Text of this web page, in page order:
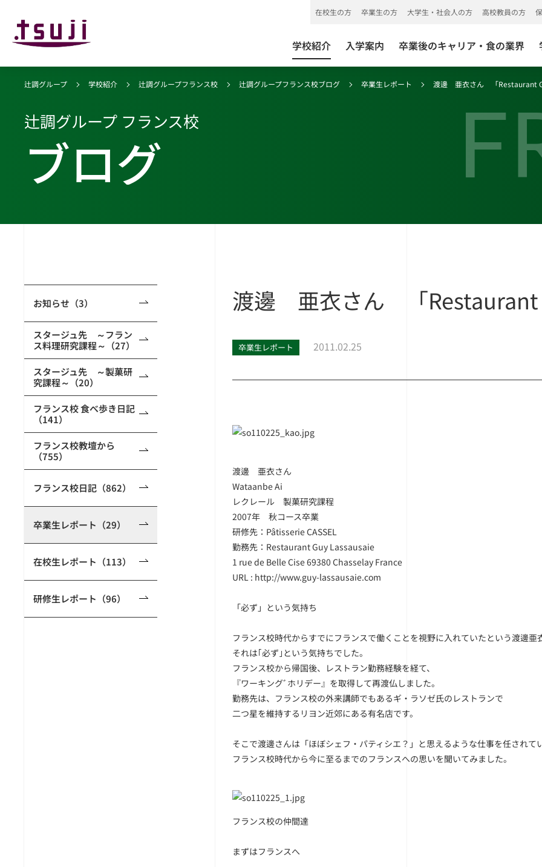
学校紹介 入学案内 卒業後のキャリア・食の業界
在校生の方 卒業生の方 大学生・社会人の方 高校教員の方
辻調グループ 学校紹介 辻調グループフランス校 辻調グループフランス校ブログ 卒業生レポート 渡邊 亜衣さん 「Restaurant
辻調グループ フランス校
ブログ
お知らせ（3）
スタージュ先 ～フラン
ス料理研究課程～（27）
スタージュ先 ～製菓研
究課程～（20）
フランス校 食べ歩き日記
（141）
フランス校教壇から
（755）
フランス校日記（862）
卒業生レポート（29）
在校生レポート（113）
研修生レポート（96）
渡邊 亜衣さん 「Restaurant
卒業生レポート 2011.02.25
渡邊 亜衣さん
Wataanbe Ai
レクレール 製菓研究課程
2007年 秋コース卒業
研修先：Pâtisserie CASSEL
勤務先：Restaurant Guy Lassausaie
1 rue de Belle Cise 69380 Chasselay France
URL : http://www.guy-lassausaie.com
「必ず」という気持ち
フランス校時代からすでにフランスで働くことを視野に入れていたという渡邊亜
それは｢必ず｣という気持ちでした。
フランス校から帰国後、レストラン勤務経験を経て、
『ワーキングﾞホリデー』を取得して再渡仏しました。
勤務先は、フランス校の外来講師でもあるギ・ラソゼ氏のレストランで
二つ星を維持するリヨン近郊にある有名店です。
そこで渡邊さんは「ほぼシェフ・パティシエ？」と思えるような仕事を任されて
フランス校時代から今に至るまでのフランスへの思いを聞いてみました。
フランス校の仲間達
まずはフランスへ